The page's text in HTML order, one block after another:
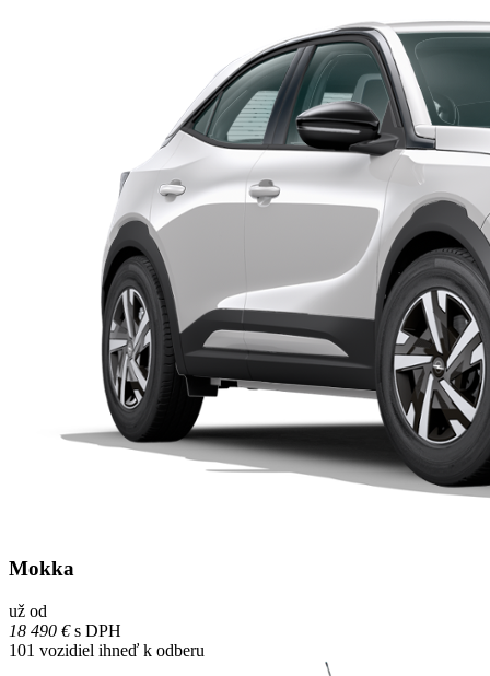
Mokka
už od
18 490 €s DPH
101 vozidiel ihneď k odberu